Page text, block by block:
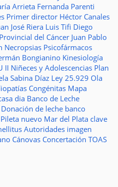
Arrieta Fernanda Parenti
Primer director Héctor Canales
José Riera Luis Tifi Diego
del Cáncer Juan Pablo
Necropsias Psicofármacos
Bongianino Kinesiología
II Niñeces y Adolescencias Plan
Sabina Díaz Ley 25.929 Ola
Congénitas Mapa
dia Banco de Leche
Donación de leche banco
Pileta nuevo Mar del Plata clave
Autoridades imagen
Cánovas Concertación TOAS